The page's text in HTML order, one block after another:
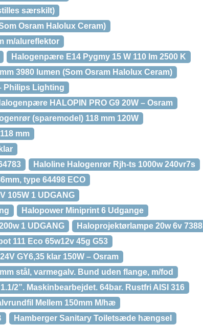
særskilt)
Osram Halolux Ceram)
m/alureflektor
Halogenpære E14 Pygmy 15 W 110 lm 2500 K
3980 lumen (Som Osram Halolux Ceram)
Philips Lighting
HALOPIN PRO G9 20W – Osram
(sparemodel) 118 mm 120W
mm
Haloline Halogenrør Rjh-ts 1000w 240vr7s
type 64498 ECO
105W 1 UDGANG
Halopower Miniprint 6 Udgange
1 UDGANG
Haloprojektørlampe 20w 6v 7388
111 Eco 65w12v 45g G53
GY6,35 klar 150W – Osram
stål, varmegalv. Bund uden flange, m/fod
2”. Maskinbearbejdet. 64bar. Rustfri AISI 316
Mellem 150mm M/hæ
Hamberger Sanitary Toiletsæde hængsel